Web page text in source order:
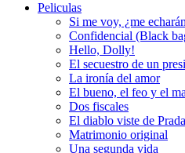
Peliculas
Si me voy, ¿me
Confidencial (Black
Hello, Dolly!
El secuestro de un
La ironía del amor
El bueno, el feo y el
Dos fiscales
El diablo viste de
Matrimonio original
Una segunda vida